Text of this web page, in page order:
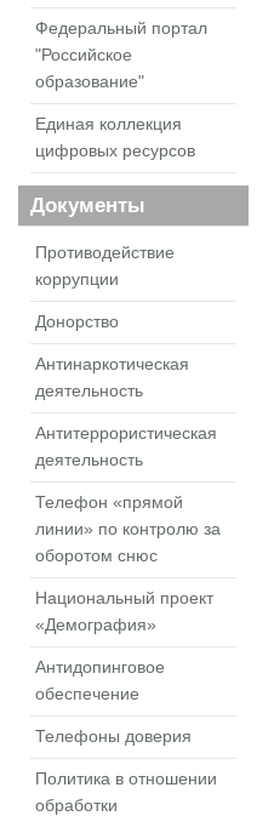
Федеральный портал
"Российское
образование"
Единая коллекция
цифровых ресурсов
Документы
Противодействие
коррупции
Донорство
Антинаркотическая
деятельность
Антитеррористическая
деятельность
Телефон «прямой
линии» по контролю за
оборотом снюс
Национальный проект
«Демография»
Антидопинговое
обеспечение
Телефоны доверия
Политика в отношении
обработки